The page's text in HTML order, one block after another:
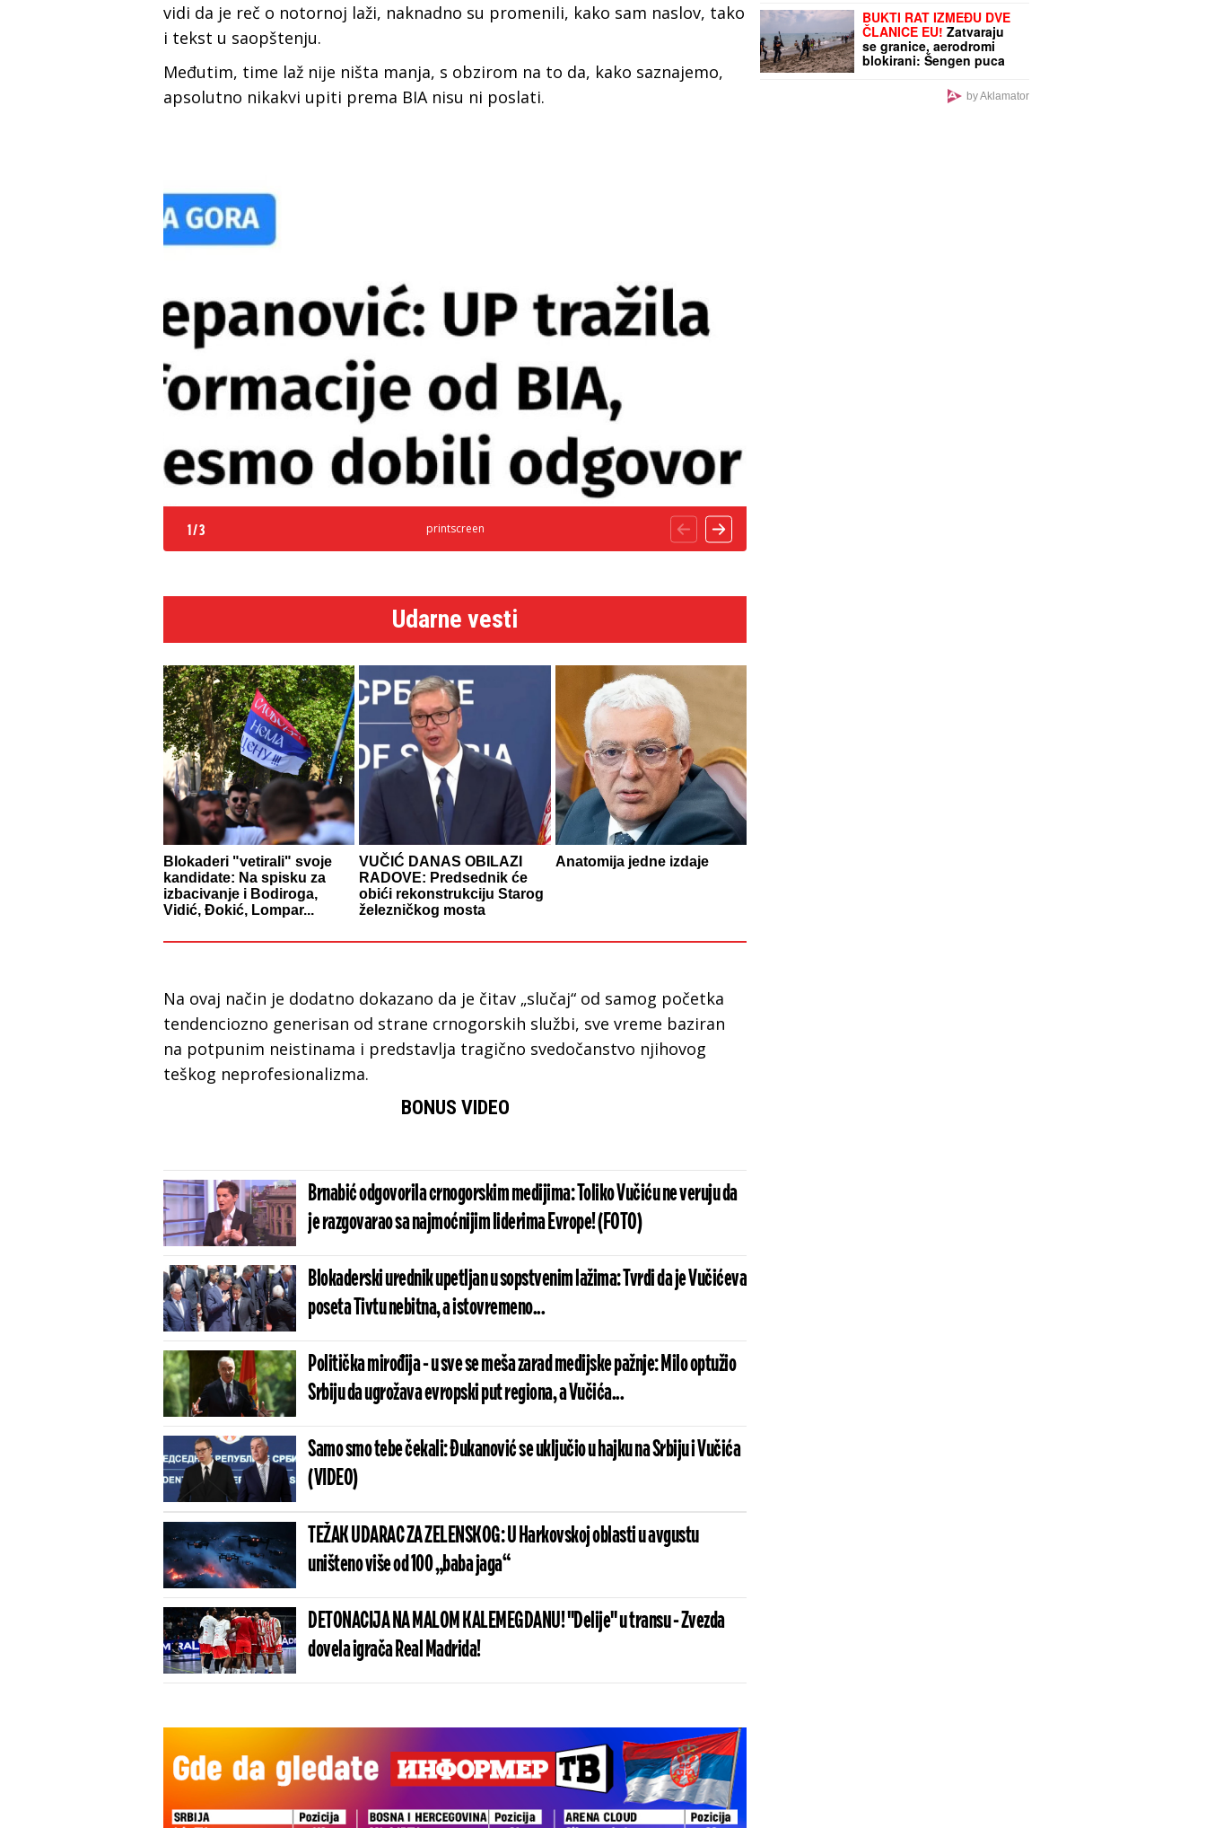
vidi da je reč o notornoj laži, naknadno su promenili, kako sam naslov, tako
i tekst u saopštenju.
Međutim, time laž nije ništa manja, s obzirom na to da, kako saznajemo,
apsolutno nikakvi upiti prema BIA nisu ni poslati.
printscreen
1 /3
Udarne vesti
Blokaderi "vetirali" svoje
kandidate: Na spisku za
izbacivanje i Bodiroga,
Vidić, Đokić, Lompar...
VUČIĆ DANAS OBILAZI
RADOVE: Predsednik će
obići rekonstrukciju Starog
železničkog mosta
Anatomija jedne izdaje
Na ovaj način je dodatno dokazano da je čitav „slučaj“ od samog početka
tendenciozno generisan od strane crnogorskih službi, sve vreme baziran
na potpunim neistinama i predstavlja tragično svedočanstvo njihovog
teškog neprofesionalizma.
BONUS VIDEO
Brnabić odgovorila crnogorskim medijima: Toliko Vučiću ne veruju da
je razgovarao sa najmoćnijim liderima Evrope! (FOTO)
Blokaderski urednik upetljan u sopstvenim lažima: Tvrdi da je Vučićeva
poseta Tivtu nebitna, a istovremeno...
Politička mirođija - u sve se meša zarad medijske pažnje: Milo optužio
Srbiju da ugrožava evropski put regiona, a Vučića...
Samo smo tebe čekali: Đukanović se uključio u hajku na Srbiju i Vučića
(VIDEO)
TEŽAK UDARAC ZA ZELENSKOG: U Harkovskoj oblasti u avgustu
uništeno više od 100 „baba jaga“
DETONACIJA NA MALOM KALEMEGDANU! "Delije" u transu - Zvezda
dovela igrača Real Madrida!
grdno varaju
BUKTI RAT IZMEĐU DVE
ČLANICE EU! Zatvaraju
se granice, aerodromi
blokirani: Šengen puca
by Aklamator